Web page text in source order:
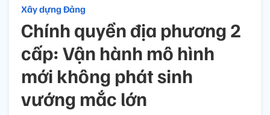
Xây dựng Đảng
Chính quyền địa phương 2
cấp: Vận hành mô hình
mới không phát sinh
vướng mắc lớn